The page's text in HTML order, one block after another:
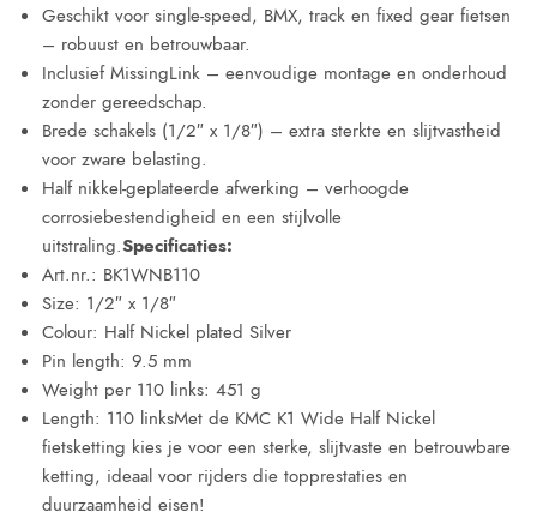
Geschikt voor single-speed, BMX, track en fixed gear fietsen
– robuust en betrouwbaar.
Inclusief MissingLink – eenvoudige montage en onderhoud
zonder gereedschap.
Brede schakels (1/2″ x 1/8″) – extra sterkte en slijtvastheid
voor zware belasting.
Half nikkel-geplateerde afwerking – verhoogde
corrosiebestendigheid en een stijlvolle
uitstraling.Specificaties:
Art.nr.: BK1WNB110
Size: 1/2″ x 1/8″
Colour: Half Nickel plated Silver
Pin length: 9.5 mm
Weight per 110 links: 451 g
Length: 110 linksMet de KMC K1 Wide Half Nickel
fietsketting kies je voor een sterke, slijtvaste en betrouwbare
ketting, ideaal voor rijders die topprestaties en
duurzaamheid eisen!